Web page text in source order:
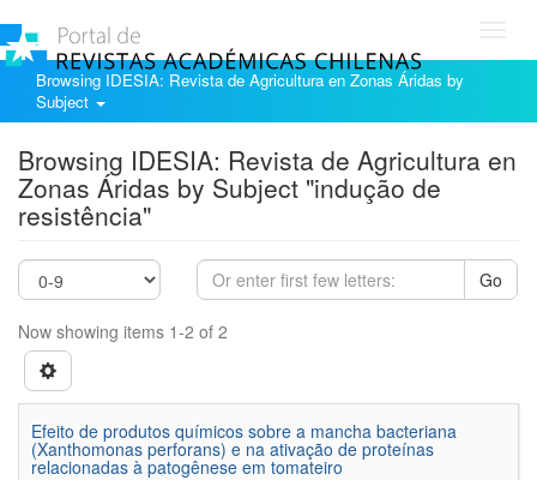
Browsing IDESIA: Revista de Agricultura en Zonas Áridas by
Subject
Browsing IDESIA: Revista de Agricultura en
Zonas Áridas by Subject "indução de
resistência"
Go
Now showing items 1-2 of 2
Efeito de produtos químicos sobre a mancha bacteriana
(Xanthomonas perforans) e na ativação de proteínas
relacionadas à patogênese em tomateiro